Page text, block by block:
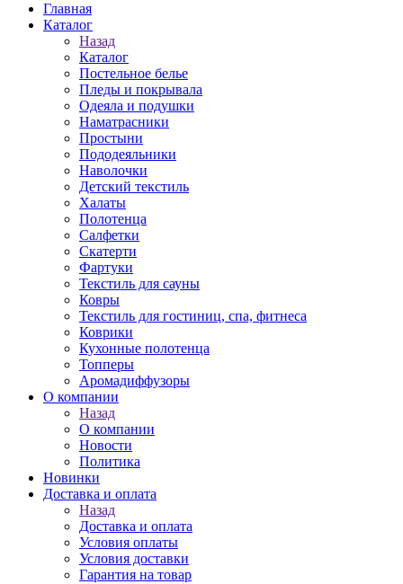
Главная
Каталог
Назад
Каталог
Постельное белье
Пледы и покрывала
Одеяла и подушки
Наматрасники
Простыни
Пододеяльники
Наволочки
Детский текстиль
Халаты
Полотенца
Салфетки
Скатерти
Фартуки
Текстиль для сауны
Ковры
Текстиль для гостиниц, спа, фитнеса
Коврики
Кухонные полотенца
Топперы
Аромадиффузоры
О компании
Назад
О компании
Новости
Политика
Новинки
Доставка и оплата
Назад
Доставка и оплата
Условия оплаты
Условия доставки
Гарантия на товар